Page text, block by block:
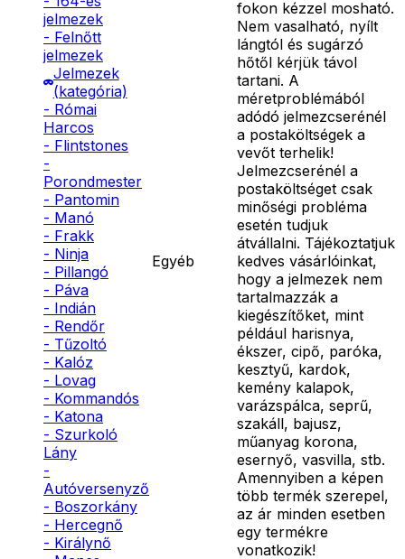
jelmezek
- Felnőtt
jelmezek
Jelmezek
(kategória)
- Római
Harcos
- Flintstones
-
Porondmester
- Pantomin
- Manó
- Frakk
- Ninja
- Pillangó
- Páva
- Indián
- Rendőr
- Tűzoltó
- Kalóz
- Lovag
- Kommandós
- Katona
- Szurkoló
Lány
-
Autóversenyző
- Boszorkány
- Hercegnő
- Királynő
Egyéb
fokon kézzel mosható.
Nem vasalható, nyílt
lángtól és sugárzó
hőtől kérjük távol
tartani. A
méretproblémából
adódó jelmezcserénél
a postaköltségek a
vevőt terhelik!
Jelmezcserénél a
postaköltséget csak
minőségi probléma
esetén tudjuk
átvállalni. Tájékoztatjuk
kedves vásárlóinkat,
hogy a jelmezek nem
tartalmazzák a
kiegészítőket, mint
például harisnya,
ékszer, cipő, paróka,
kesztyű, kardok,
kemény kalapok,
varázspálca, seprű,
szakáll, bajusz,
műanyag korona,
esernyő, vasvilla, stb.
Amennyiben a képen
több termék szerepel,
az ár minden esetben
egy termékre
vonatkozik!